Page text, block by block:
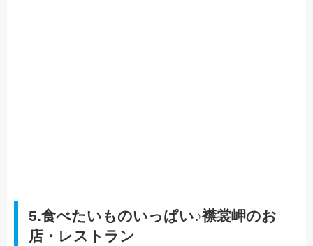
5.食べたいものいっぱい♪襟裳岬のお
店・レストラン